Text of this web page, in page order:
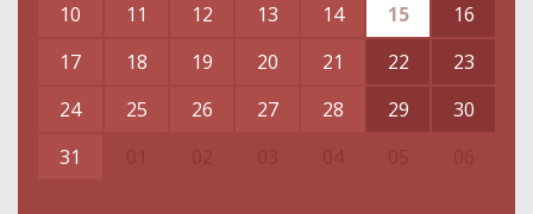
10
11 12 13 14 15
16
17
18 19 20 21 22
23
24
25 26 27 28 29
30
31